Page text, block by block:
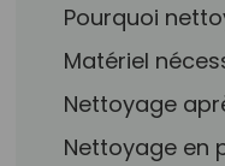
Pourquoi
Matériel
Nettoyage
Nettoyage en